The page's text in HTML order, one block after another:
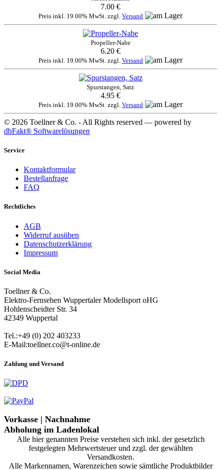
7.00 €
Preis inkl. 19.00% MwSt. zzgl. Versand
Propeller-Nabe
6.20 €
Preis inkl. 19.00% MwSt. zzgl. Versand
Spurstangen, Satz
4.95 €
Preis inkl. 19.00% MwSt. zzgl. Versand
© 2026 Toellner & Co. - All Rights reserved — powered by
dbFakt® Softwarelösungen
Service
Kontaktformular
Bestellanfrage
FAQ
Rechtliches
AGB
Widerruf ausüben
Datenschutzerklärung
Impressum
Social Media
Toellner & Co.
Elektro-Fernsehen Wuppertaler Modellsport oHG
Hohlenscheidter Str. 34
42349 Wuppertal
Tel.:+49 (0) 202 403233
E-Mail:toellner.co@t-online.de
Zahlung und Versand
Vorkasse | Nachnahme
Abholung im Ladenlokal
Alle hier genannten Preise verstehen sich inkl. der gesetzlich
festgelegten Mehrwertsteuer und zzgl. der gewählten
Versandkosten.
Alle Markennamen, Warenzeichen sowie sämtliche Produktbilder